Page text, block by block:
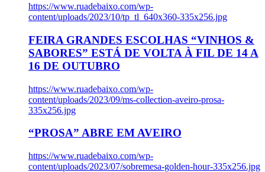
https://www.ruadebaixo.com/wp-
content/uploads/2023/10/tp_tl_640x360-335x256.jpg
FEIRA GRANDES ESCOLHAS “VINHOS &
SABORES” ESTÁ DE VOLTA À FIL DE 14 A
16 DE OUTUBRO
https://www.ruadebaixo.com/wp-
content/uploads/2023/09/ms-collection-aveiro-prosa-
335x256.jpg
“PROSA” ABRE EM AVEIRO
https://www.ruadebaixo.com/wp-
content/uploads/2023/07/sobremesa-golden-hour-335x256.jpg